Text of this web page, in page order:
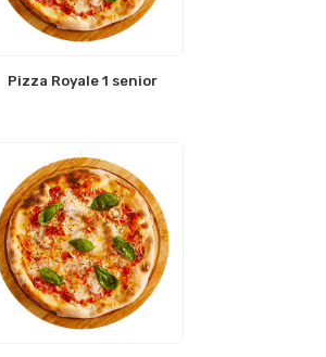
Pizza Royale 1 senior